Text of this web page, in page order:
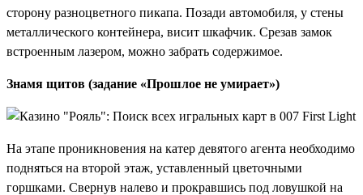
сторону разноцветного пикапа. Позади автомобиля, у стены
металлического контейнера, висит шкафчик. Срезав замок
встроенным лазером, можно забрать содержимое.
Знамя щитов (задание «Прошлое не умирает»)
На этапе проникновения на катер девятого агента необходимо
подняться на второй этаж, уставленный цветочными
горшками. Свернув налево и прокравшись под ловушкой на